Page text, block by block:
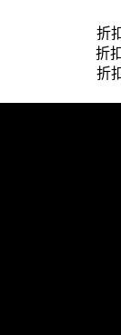
折
折
折